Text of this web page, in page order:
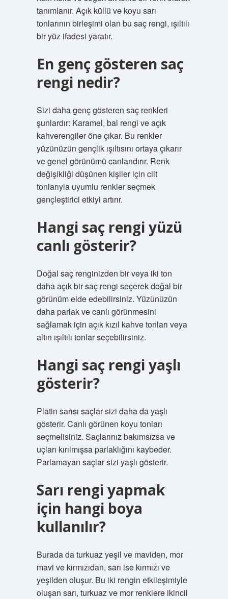
tanımlanır. Açık küllü ve koyu sarı
tonlarının birleşimi olan bu saç rengi, ışıltılı
bir yüz ifadesi yaratır.
En genç gösteren saç
rengi nedir?
Sizi daha genç gösteren saç renkleri
şunlardır: Karamel, bal rengi ve açık
kahverengiler öne çıkar. Bu renkler
yüzünüzün gençlik ışıltısını ortaya çıkarır
ve genel görünümü canlandırır. Renk
değişikliği düşünen kişiler için cilt
tonlarıyla uyumlu renkler seçmek
gençleştirici etkiyi artırır.
Hangi saç rengi yüzü
canlı gösterir?
Doğal saç renginizden bir veya iki ton
daha açık bir saç rengi seçerek doğal bir
görünüm elde edebilirsiniz. Yüzünüzün
daha parlak ve canlı görünmesini
sağlamak için açık kızıl kahve tonları veya
altın ışıltılı tonlar seçebilirsiniz.
Hangi saç rengi yaşlı
gösterir?
Platin sarısı saçlar sizi daha da yaşlı
gösterir. Canlı görünen koyu tonları
seçmelisiniz. Saçlarınız bakımsızsa ve
uçları kırılmışsa parlaklığını kaybeder.
Parlamayan saçlar sizi yaşlı gösterir.
Sarı rengi yapmak
için hangi boya
kullanılır?
Burada da turkuaz yeşil ve maviden, mor
mavi ve kırmızıdan, sarı ise kırmızı ve
yeşilden oluşur. Bu iki rengin etkileşimiyle
oluşan sarı, turkuaz ve mor renklere ikincil